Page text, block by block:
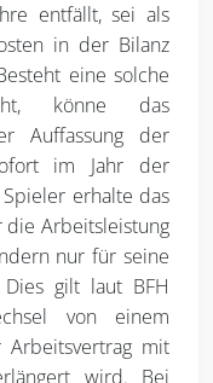
entfällt, sei als
in der Bilanz
eine solche
könne das
Auffassung der
im Jahr der
erhalte das
die Arbeitsleistung
nur für seine
gilt laut BFH
von einem
mit
wird. Bei